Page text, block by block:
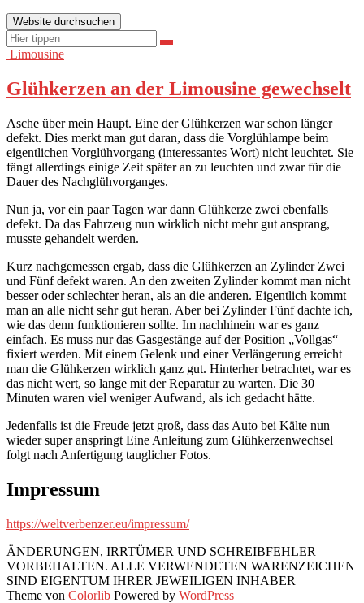
Website durchsuchen
Suchen
nach:
Suchen
Limousine
Glühkerzen an der Limousine gewechselt
Asche über mein Haupt. Eine der Glühkerzen war schon länger
defekt. Dies merkt man gut daran, dass die Vorglühlampe beim
eigentlichen Vorglühvorgang (interessantes Wort) nicht leuchtet. Sie
fängt allerdings einige Zeit später an zu leuchten und zwar für die
Dauer des Nachglühvorganges.
Nun ja, vor ein paar Tagen war dann Glühkerze zwei ebenfalls
defekt. Da das Fahrzeug nun wirklich nicht mehr gut ansprang,
musste gehandelt werden.
Kurz nachgemessen ergab, dass die Glühkerzen an Zylinder Zwei
und Fünf defekt waren. An den zweiten Zylinder kommt man nicht
besser oder schlechter heran, als an die anderen. Eigentlich kommt
man an alle nicht sehr gut heran. Aber bei Zylinder Fünf dachte ich,
wie das denn funktionieren sollte. Im nachhinein war es ganz
einfach. Es muss nur das Gasgestänge auf der Position „Vollgas“
fixiert werden. Mit einem Gelenk und einer Verlängerung erreicht
man die Glühkerzen wirklich ganz gut. Hinterher betrachtet, war es
das nicht wert, so lange mit der Reparatur zu warten. Die 30
Minuten waren viel weniger Aufwand, als ich gedacht hätte.
Jedenfalls ist die Freude jetzt groß, dass das Auto bei Kälte nun
wieder super anspringt Eine Anleitung zum Glühkerzenwechsel
folgt nach Anfertigung tauglicher Fotos.
Impressum
https://weltverbenzer.eu/impressum/
ÄNDERUNGEN, IRRTÜMER UND SCHREIBFEHLER
VORBEHALTEN. ALLE VERWENDETEN WARENZEICHEN
SIND EIGENTUM IHRER JEWEILIGEN INHABER
Theme von Colorlib Powered by WordPress